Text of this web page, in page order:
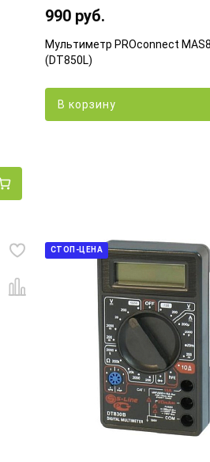
990 руб.
Мультиметр PROconnect
(DT850L)
В корзину
СТОП-ЦЕНА